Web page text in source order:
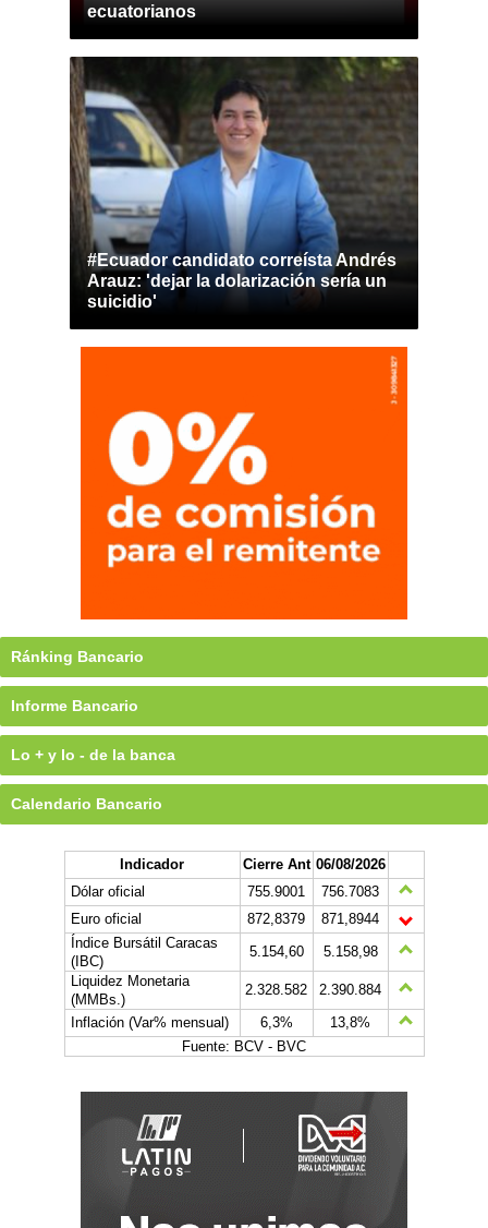
ecuatorianos
#Ecuador candidato correísta Andrés
Arauz: 'dejar la dolarización sería un
suicidio'
Ránking Bancario
Informe Bancario
Lo + y lo - de la banca
Calendario Bancario
Indicador Cierre Ant 06/08/2026
Dólar oficial
755.9001
756.7083
Euro oficial
872,8379
871,8944
Índice Bursátil Caracas
(IBC)
5.154,60
5.158,98
Liquidez Monetaria
(MMBs.)
2.328.582
2.390.884
Inflación (Var% mensual)
6,3%
13,8%
Fuente: BCV - BVC